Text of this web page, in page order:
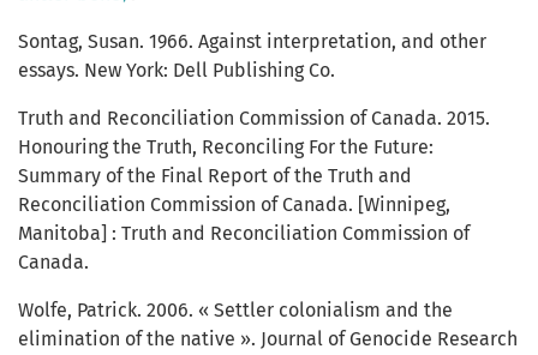
Sontag, Susan. 1966. Against interpretation, and other
essays. New York: Dell Publishing Co.
Truth and Reconciliation Commission of Canada. 2015.
Honouring the Truth, Reconciling For the Future:
Summary of the Final Report of the Truth and
Reconciliation Commission of Canada. [Winnipeg,
Manitoba] : Truth and Reconciliation Commission of
Canada.
Wolfe, Patrick. 2006. « Settler colonialism and the
elimination of the native ». Journal of Genocide Research